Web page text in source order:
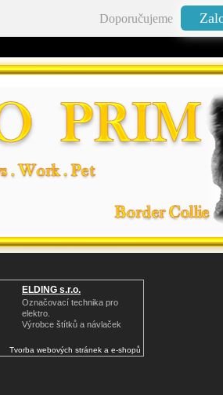
Doporučujeme
ELDING s.r.o.
Označovací technika pro
elektro.
Výrobce štítků a návlaček
Tvorba webových stránek a e-shopů